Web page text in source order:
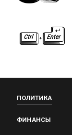
ПОЛИТИКА
ФИНАНСЫ